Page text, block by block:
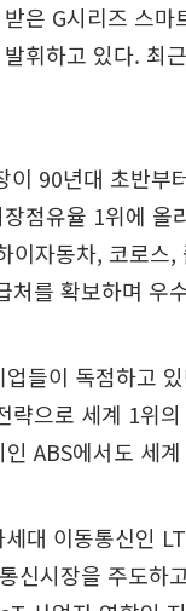
은 G시리즈 스
휘하고 있다. 최
이 90년대 초반부
점유율 1위에
이자동차, 코로스
처를 확보하며 우
들이 독점하고
략으로 세계 1위
ABS에서도 세
대 이동통신인
신시장을 주도